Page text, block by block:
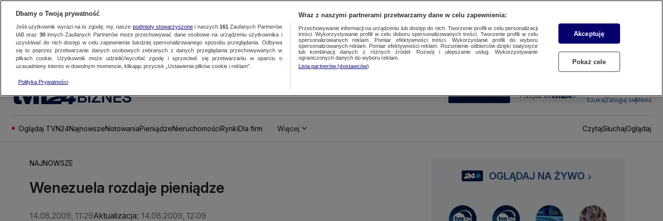
BIZNES SUBSKRYBUJ Przejdź do
SzukajZaloguj sięMenu
Oglądaj TVN24NajnowszeNotowaniaPieniądzeNieruchomościRynkiDla firm Więcej CzytajSłuchajOglądaj
NAJNOWSZE
Wenezuela rozdaje pieniądze
14.08.2009, 11:29Aktualizacja: 14.08.2009, 12:09
OGLĄDAJ NA ŻYWO
Dbamy o Twoją prywatność
Jeśli użytkownik wyrazi na to zgodę, my, nasze podmioty stowarzyszonei naszych 161 Zaufanych Partnerów
IAB oraz 30innych Zaufanych Partnerów może przechowywać dane osobowe na urządzeniu użytkownika i
uzyskiwać do nich dostęp w celu zapewnienia bardziej spersonalizowanego sposobu przeglądania. Odbywa
się to poprzez przetwarzanie danych osobowych zebranych z danych przeglądania przechowywanych w
plikach cookie. Użytkownik może udzielić/wycofać zgodę i sprzeciwić się przetwarzaniu w oparciu o
uzasadniony interes w dowolnym momencie, klikając przycisk „Ustawienia plików cookie i reklam”.
Polityka Prywatności
Wraz z naszymi partnerami przetwarzamy dane w celu zapewnienia:
Przechowywanie informacji na urządzeniu lub dostęp do nich. Tworzenie profili w celu personalizacji
treści. Wykorzystywanie profili w celu doboru spersonalizowanych treści. Tworzenie profili w celu
spersonalizowanych reklam. Pomiar efektywności treści. Wykorzystanie profili do wyboru
spersonalizowanych reklam. Pomiar efektywności reklam. Rozumienie odbiorców dzięki statystyce
lub kombinacji danych z różnych źródeł. Rozwój i ulepszanie usług. Wykorzystywanie
ograniczonych danych do wyboru reklam.
Lista partnerów (dostawców)
Akceptuję
Pokaż cele